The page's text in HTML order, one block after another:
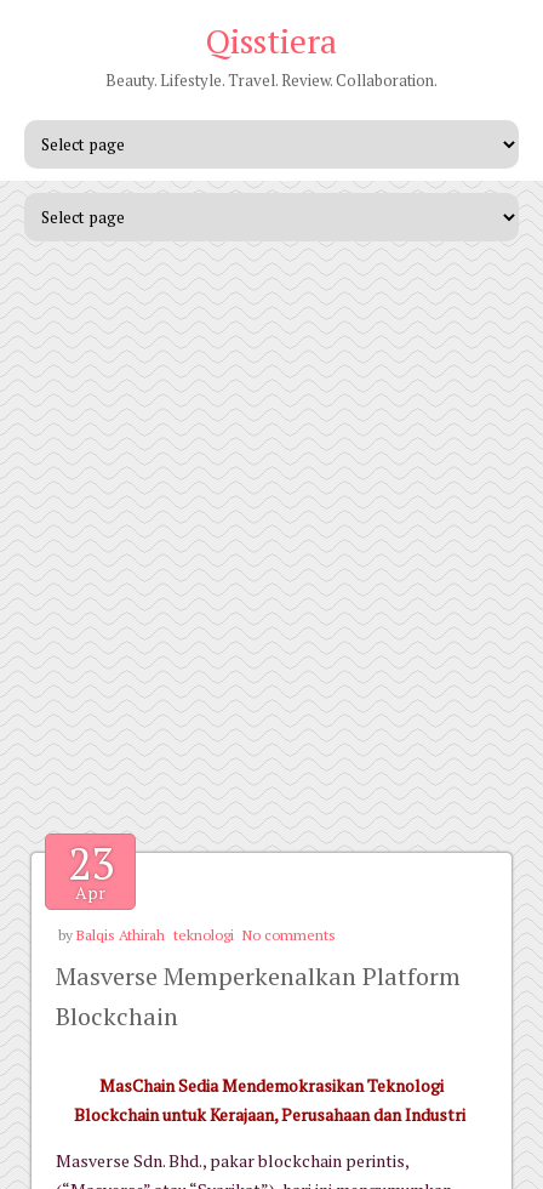
Qisstiera
Beauty. Lifestyle. Travel. Review. Collaboration.
23
Apr
by Balqis Athirah teknologi No comments
Masverse Memperkenalkan Platform
Blockchain
MasChain Sedia Mendemokrasikan Teknologi
Blockchain untuk Kerajaan, Perusahaan dan Industri
Masverse Sdn. Bhd., pakar blockchain perintis,